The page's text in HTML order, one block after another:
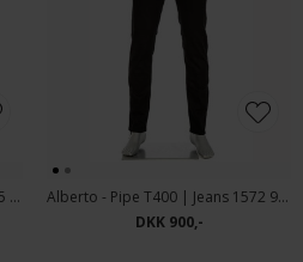
Alberto - Slim Fit | Jeans 1484 895 Dark blue
Alberto - Pipe T400 | Jeans 1572 997 Sort
DKK 900,-